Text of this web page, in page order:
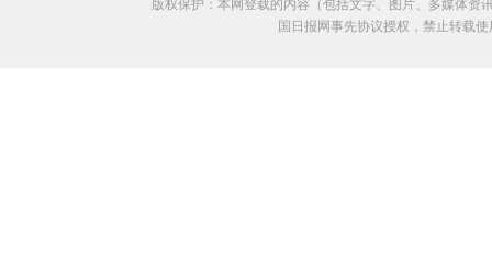
版权保护：本网登载的内容（包括文字、图片、多媒体
国日报网事先协议授权，禁止转载